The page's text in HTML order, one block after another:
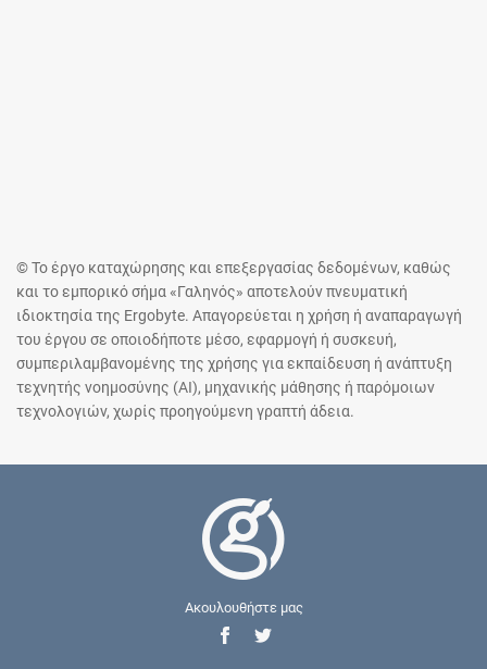
© Το έργο καταχώρησης και επεξεργασίας δεδομένων, καθώς
και το εμπορικό σήμα «Γαληνός» αποτελούν πνευματική
ιδιοκτησία της Ergobyte. Απαγορεύεται η χρήση ή αναπαραγωγή
του έργου σε οποιοδήποτε μέσο, εφαρμογή ή συσκευή,
συμπεριλαμβανομένης της χρήσης για εκπαίδευση ή ανάπτυξη
τεχνητής νοημοσύνης (AI), μηχανικής μάθησης ή παρόμοιων
τεχνολογιών, χωρίς προηγούμενη γραπτή άδεια.
Ακουλουθήστε μας